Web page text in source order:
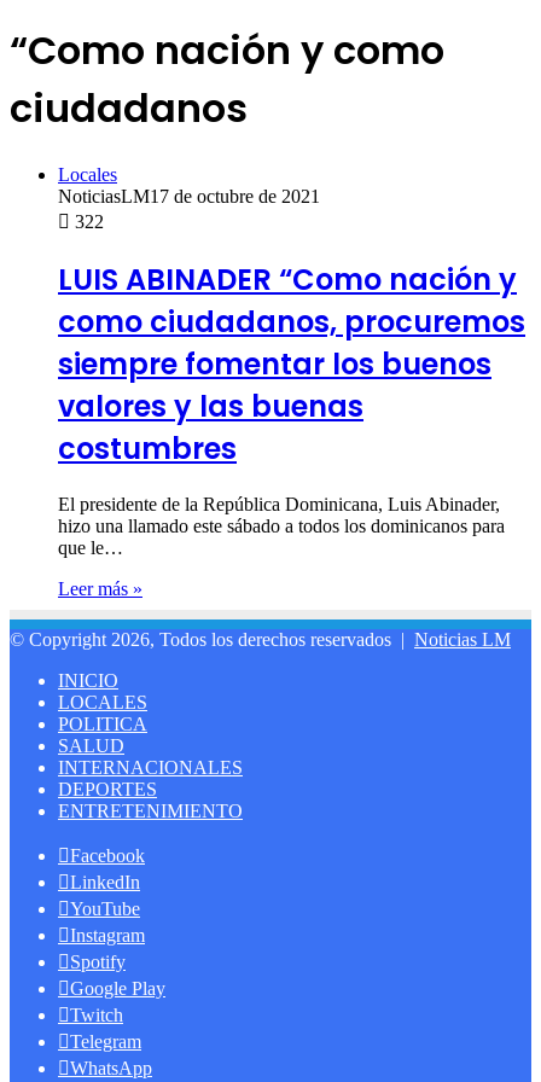
“Como nación y como
ciudadanos
Locales
NoticiasLM17 de octubre de 2021
322
LUIS ABINADER “Como nación y
como ciudadanos, procuremos
siempre fomentar los buenos
valores y las buenas
costumbres
El presidente de la República Dominicana, Luis Abinader,
hizo una llamado este sábado a todos los dominicanos para
que le…
Leer más »
© Copyright 2026, Todos los derechos reservados | Noticias LM
INICIO
LOCALES
POLITICA
SALUD
INTERNACIONALES
DEPORTES
ENTRETENIMIENTO
Facebook
LinkedIn
YouTube
Instagram
Spotify
Google Play
Twitch
Telegram
WhatsApp